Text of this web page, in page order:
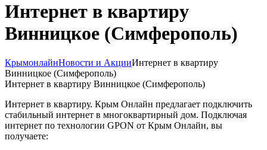
Интернет в квартиру
Винницкое (Симферополь)
КрымонлайнНовости и АкцииИнтернет в квартиру
Винницкое (Симферополь)
Интернет в квартиру Винницкое (Симферополь)
Интернет в квартиру. Крым Онлайн предлагает подключить
стабильный интернет в многоквартирный дом. Подключая
интернет по технологии GPON от Крым Онлайн, вы
получаете: